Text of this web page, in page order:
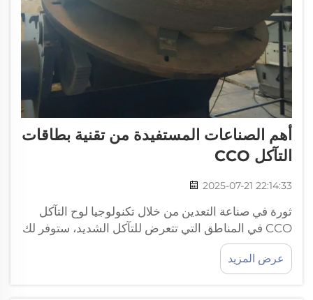
أهم الصناعات المستفيدة من تقنية بطاقات
التآكل CCO
2025-07-21 22:14:33
ثورة في صناعة التعدين من خلال تكنولوجيا لوح التآكل
CCO في المناطق التي تتعرض للتآكل الشديد، ستوفر لك
الوقت الضائع. تواجه شركات التعدين باستمرار مشكلة
التآكل الناتج عن...
عرض المزيد